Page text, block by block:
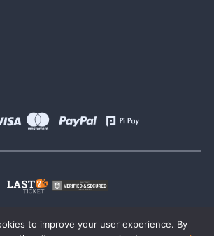
to improve your user experience. By